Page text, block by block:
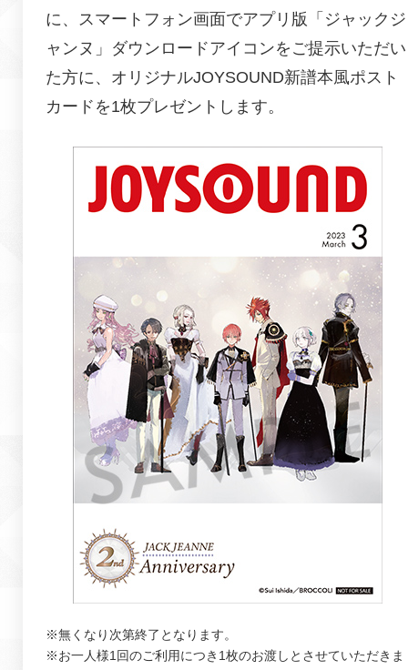
に、スマートフォン画面でアプリ版「ジャックジ
ャンヌ」ダウンロードアイコンをご提示いただい
た方に、オリジナルJOYSOUND新譜本風ポスト
カードを1枚プレゼントします。
※無くなり次第終了となります。
※お一人様1回のご利用につき1枚のお渡しとさせていただきま